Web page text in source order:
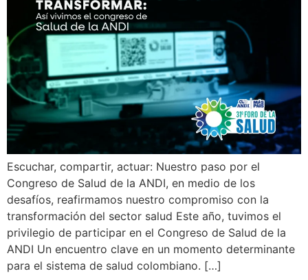
Escuchar, compartir, actuar: Nuestro paso por el
Congreso de Salud de la ANDI, en medio de los
desafíos, reafirmamos nuestro compromiso con la
transformación del sector salud Este año, tuvimos el
privilegio de participar en el Congreso de Salud de la
ANDI Un encuentro clave en un momento determinante
para el sistema de salud colombiano. […]